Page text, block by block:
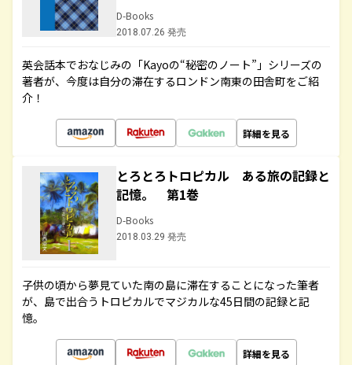
D-Books
2018.07.26 発売
英会話本でおなじみの「Kayoの“秘密のノート”」シリーズの
著者が、今度は自分の滞在するロンドン南東の田舎町をご紹
介！
詳細を見る
とろとろトロピカル ある旅の記録と
記憶。 第1巻
D-Books
2018.03.29 発売
子供の頃から夢見ていた南の島に滞在することになった筆者
が、島で出合うトロピカルでマジカルな45日間の記録と記
憶。
詳細を見る